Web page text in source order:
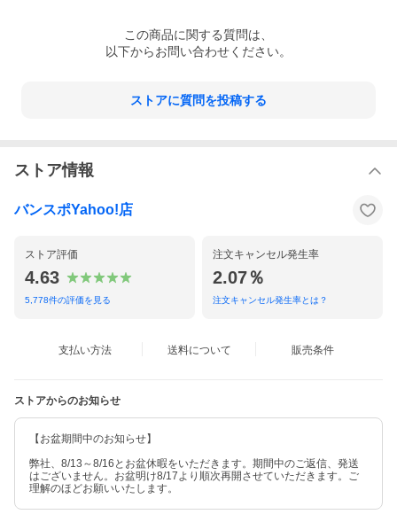
この商品に関する質問は、
以下からお問い合わせください。
ストアに質問を投稿する
ストア情報
バンスポYahoo!店
ストア評価
4.63
5,778件の評価を見る
注文キャンセル発生率
2.07％
注文キャンセル発生率とは？
支払い方法 送料について 販売条件
ストアからのお知らせ
【お盆期間中のお知らせ】
弊社、8/13～8/16とお盆休暇をいただきます。期間中のご返信、発送
はございません。お盆明け8/17より順次再開させていただきます。ご
理解のほどお願いいたします。